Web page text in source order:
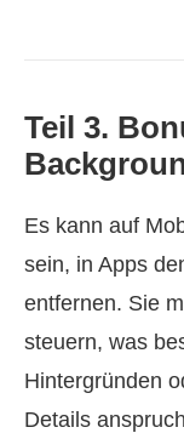
Teil 3.
Es kann auf
sein, in Apps
entfernen. Sie
steuern, was
Hintergründen
Details